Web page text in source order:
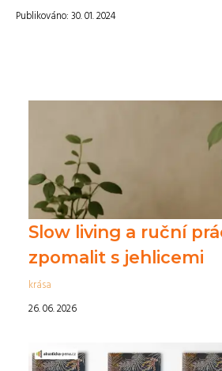
Publikováno: 30. 01. 2024
Slow living a ruční
zpomalit s jehlicemi
krása
26. 06. 2026